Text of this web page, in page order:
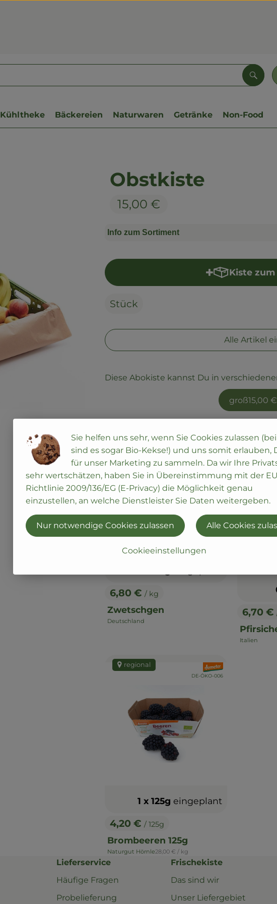
Kühltheke Bäckereien Naturwaren Getränke Non-Food
Obstkiste
15,00 €
Info zum Sortiment
Kiste
Stück
Alle Artikel
Diese Abokiste kannst Du in
groß15,00 €
, Preis:
6,80 € / kg
Zwetschgen
, Herkunft:
Deutschland
, Verband:
, Kontrollstelle:
DE-ÖKO-006
regional
, Preis:
6,70 €
, Herkunft:
Italien
, Preis:
4,20 € / 125g
Brombeeren 125g
, Herkunft:
Naturgut Hörnle, Referenzpreis:
28,00 € / kg
1 x 125g eingeplant
, Verband:
, Kontrollstelle:
DE-ÖKO-006
regional
Lieferservice
Häufige Fragen
Probelieferung
Frischekiste
Das sind wir
Unser Liefergebiet
Sie helfen uns sehr, wenn Sie Cookies zulassen
sind es sogar Bio-Kekse!) und uns somit erlauben,
für unser Marketing zu sammeln. Da wir Ihre
sehr wertschätzen, haben Sie in Übereinstimmung mit der
Richtlinie 2009/136/EG (E-Privacy) die Möglichkeit genau
einzustellen, an welche Dienstleister Sie Daten weitergeben.
Cookieeinstellungen
Nur notwendige Cookies zulassen Alle Cookies